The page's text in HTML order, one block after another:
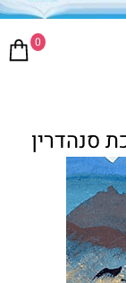
0
סנהדרין